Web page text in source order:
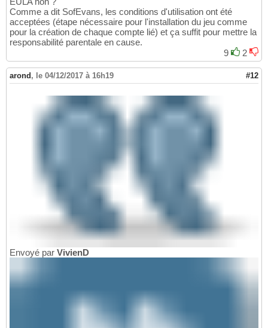
Comme a dit SofEvans, les conditions d'utilisation ont été
acceptées (étape nécessaire pour l'installation du jeu comme
pour la création de chaque compte lié) et ça suffit pour mettre la
responsabilité parentale en cause.
9
2
arond, le 04/12/2017 à 16h19 #12
Envoyé par VivienD